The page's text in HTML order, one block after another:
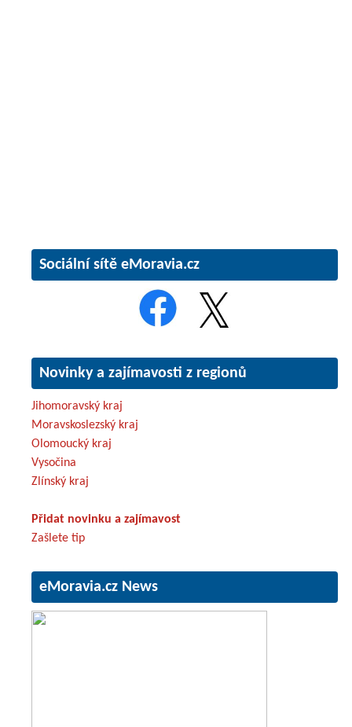
Sociální sítě eMoravia.cz
Novinky a zajímavosti z regionů
Jihomoravský kraj
Moravskoslezský kraj
Olomoucký kraj
Vysočina
Zlínský kraj
Přidat novinku a zajímavost
Zašlete tip
eMoravia.cz News